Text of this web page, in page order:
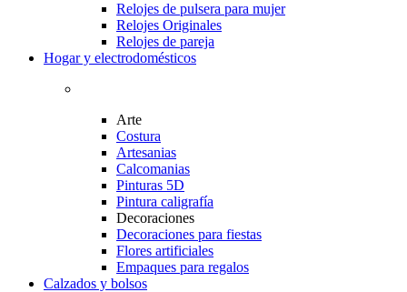
Relojes de pulsera para mujer
Relojes Originales
Relojes de pareja
Hogar y electrodomésticos
Arte
Costura
Artesanias
Calcomanias
Pinturas 5D
Pintura caligrafía
Decoraciones
Decoraciones para fiestas
Flores artificiales
Empaques para regalos
Calzados y bolsos